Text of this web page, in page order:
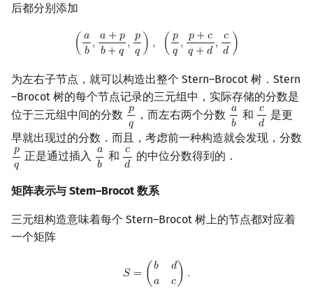
后都分别添加
( 𝑎
𝑏 , 𝑎 +𝑝
𝑏+𝑞 , 𝑝
𝑞 ) , ( 𝑝
𝑞 , 𝑝+𝑐
𝑞+𝑑 , 𝑐
𝑑 )
(ab a+ pb+ ,pq p q, +cq +d cd)
为左右子节点，就可以构造出整个 Stern–Brocot 树．Stern
–Brocot 树的每个节点记录的三元组中，实际存储的分数是
位于三元组中间的分数 𝑝
𝑞
pq ，而左右两个分数 𝑎
𝑏
ab 和 𝑐
𝑑
cd 是更
早就出现过的分数．而且，考虑前一种构造就会发现，分数
𝑝
𝑞
pq正是通过插入 𝑎
𝑏
ab 和 𝑐
𝑑
cd 的中位分数得到的．
矩阵表示与 Stern–Brocot 数系
三元组构造意味着每个 Stern–Brocot 树上的节点都对应着
一个矩阵
𝑆 = ( 𝑏
𝑑
𝑎
𝑐 ) .
(bd c).